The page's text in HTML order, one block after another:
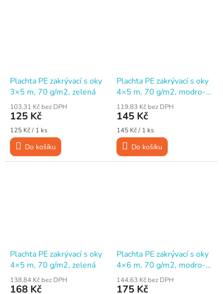
Plachta PE zakrývací s oky
3×5 m, 70 g/m2, zelená
103,31 Kč bez DPH
125 Kč
Měrná
cena:
125 Kč / 1 ks
Do košíku
Plachta PE zakrývací s oky
4×5 m, 70 g/m2, modro-
stříbrná
119,83 Kč bez DPH
145 Kč
Měrná
cena:
145 Kč / 1 ks
Do košíku
Plachta PE zakrývací s oky
4×5 m, 70 g/m2, zelená
138,84 Kč bez DPH
168 Kč
Plachta PE zakrývací s oky
4×6 m, 70 g/m2, modro-
stříbrná
144,63 Kč bez DPH
175 Kč